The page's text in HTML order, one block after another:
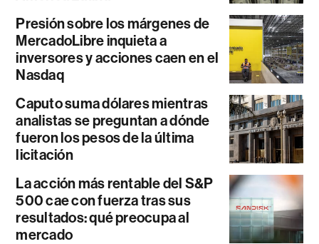
Presión sobre los márgenes de
MercadoLibre inquieta a
inversores y acciones caen en el
Nasdaq
Caputo suma dólares mientras
analistas se preguntan a dónde
fueron los pesos de la última
licitación
La acción más rentable del S&P
500 cae con fuerza tras sus
resultados: qué preocupa al
mercado